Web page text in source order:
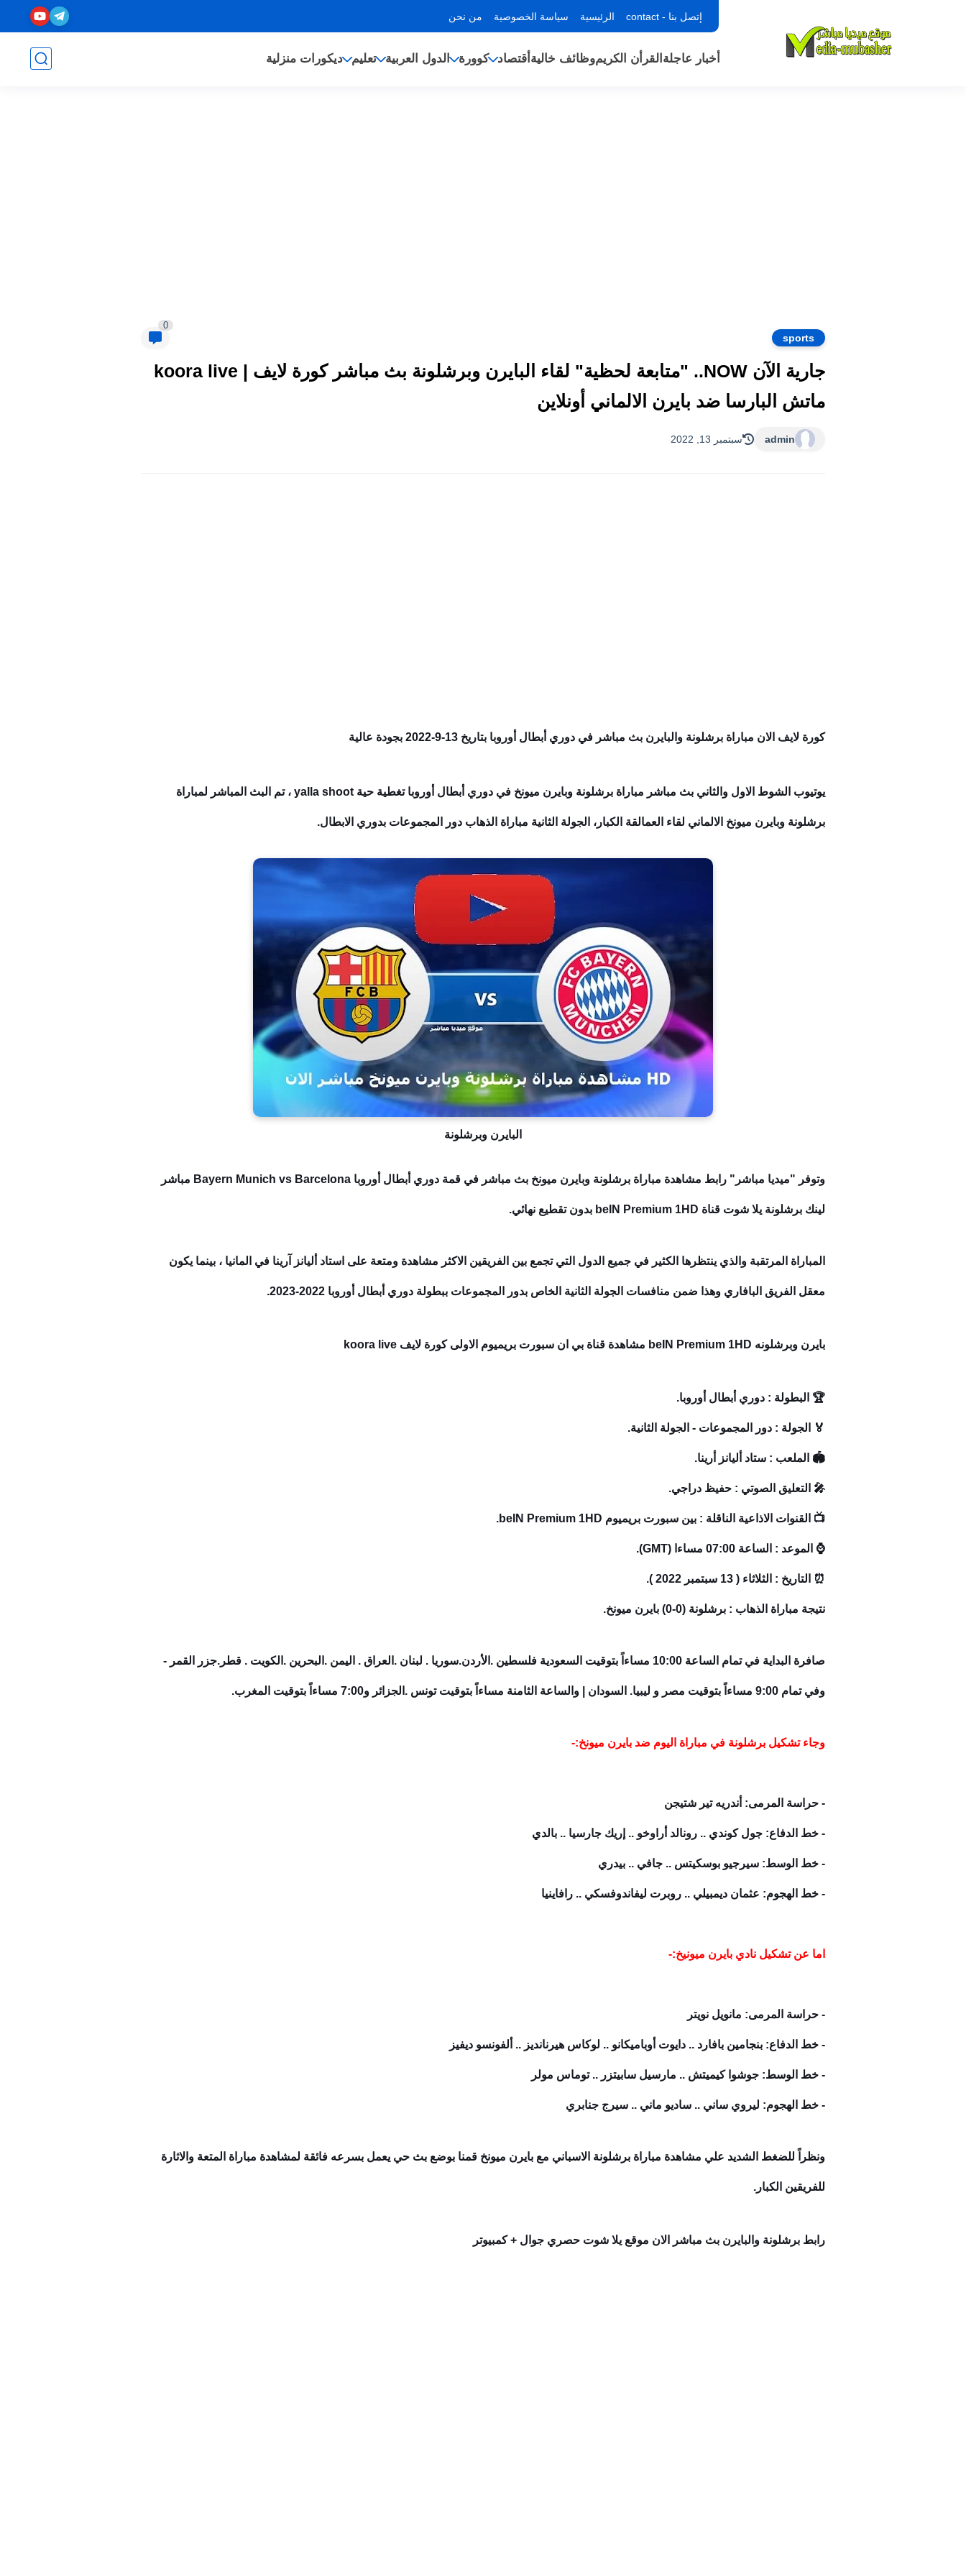
إتصل بنا - contact الرئيسية سياسة الخصوصية من نحن
أخبار عاجلة القرأن الكريموظائف خالية أقتصاد كوورة الدول العربية تعليم ديكورات منزلية
sports
0
جارية الآن NOW.. "متابعة لحظية" لقاء البايرن وبرشلونة بث مباشر كورة لايف | koora live
ماتش البارسا ضد بايرن الالماني أونلاين
admin سبتمبر 13, 2022
كورة لايف الان مباراة برشلونة والبايرن بث مباشر في دوري أبطال أوروبا بتاريخ 13-9-2022 بجودة عالية
يوتيوب الشوط الاول والثاني بث مباشر مباراة برشلونة وبايرن ميونخ في دوري أبطال أوروبا تغطية حية yalla shoot ، تم البث المباشر لمباراة
برشلونة وبايرن ميونخ الالماني لقاء العمالقة الكبار، الجولة الثانية مباراة الذهاب دور المجموعات بدوري الابطال.
البايرن وبرشلونة
وتوفر "ميديا مباشر" رابط مشاهدة مباراة برشلونة وبايرن ميونخ بث مباشر في قمة دوري أبطال أوروبا Bayern Munich vs Barcelona مباشر
لينك برشلونة يلا شوت قناة beIN Premium 1HD بدون تقطيع نهائي.
المباراة المرتقبة والذي ينتظرها الكثير في جميع الدول التي تجمع بين الفريقين الاكثر مشاهدة ومتعة على استاد أليانز آرينا في المانيا ، بينما يكون
معقل الفريق البافاري وهذا ضمن منافسات الجولة الثانية الخاص بدور المجموعات ببطولة دوري أبطال أوروبا 2022-2023.
بايرن وبرشلونه beIN Premium 1HD مشاهدة قناة بي ان سبورت بريميوم الاولى كورة لايف koora live
🏆 البطولة : دوري أبطال أوروبا.
🏅 الجولة : دور المجموعات - الجولة الثانية.
🏟️ الملعب : ستاد أليانز أرينا.
🎤 التعليق الصوتي : حفيظ دراجي.
📺 القنوات الاذاعية الناقلة : بين سبورت بريميوم beIN Premium 1HD.
⌚ الموعد : الساعة 07:00 مساءا (GMT).
⏰ التاريخ : الثلاثاء ( 13 سبتمبر 2022 ).
نتيجة مباراة الذهاب : برشلونة (0-0) بايرن ميونخ.
صافرة البداية في تمام الساعة 10:00 مساءاً بتوقيت السعودية فلسطين .الأردن.سوريا . لبنان .العراق . اليمن .البحرين .الكويت . قطر.جزر القمر -
وفي تمام 9:00 مساءاً بتوقيت مصر و ليبيا. السودان | والساعة الثامنة مساءاً بتوقيت تونس .الجزائر و7:00 مساءاً بتوقيت المغرب.
وجاء تشكيل برشلونة في مباراة اليوم ضد بايرن ميونخ:-
- حراسة المرمى: أندريه تير شتيجن
- خط الدفاع: جول كوندي .. رونالد أراوخو .. إريك جارسيا .. بالدي
- خط الوسط: سيرجيو بوسكيتس .. جافي .. بيدري
- خط الهجوم: عثمان ديمبيلي .. روبرت ليفاندوفسكي .. رافاينيا
اما عن تشكيل نادي بايرن ميونيخ:-
- حراسة المرمى: مانويل نويتر
- خط الدفاع: بنجامين بافارد .. دايوت أوباميكانو .. لوكاس هيرنانديز .. ألفونسو ديفيز
- خط الوسط: جوشوا كيميتش .. مارسيل سابيتزر .. توماس مولر
- خط الهجوم: ليروي ساني .. ساديو ماني .. سيرج جنابري
ونظراً للضغط الشديد علي مشاهدة مباراة برشلونة الاسباني مع بايرن ميونخ قمنا بوضع بث حي يعمل بسرعه فائقة لمشاهدة مباراة المتعة والاثارة
للفريقين الكبار.
رابط برشلونة والبايرن بث مباشر الان موقع يلا شوت حصري جوال + كمبيوتر